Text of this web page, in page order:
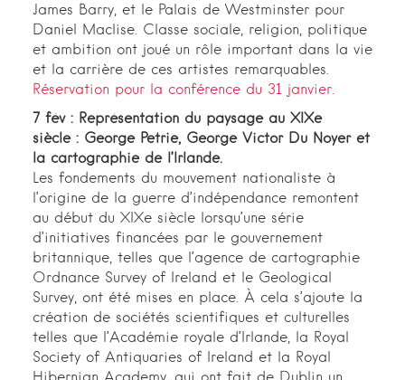
James Barry, et le Palais de Westminster pour
Daniel Maclise. Classe sociale, religion, politique
et ambition ont joué un rôle important dans la vie
et la carrière de ces artistes remarquables.
Réservation pour la conférence du 31 janvier.
7 fév : Représentation du paysage au XIXe
siècle : George Petrie, George Victor Du Noyer et
la cartographie de l’Irlande.
Les fondements du mouvement nationaliste à
l’origine de la guerre d’indépendance remontent
au début du XIXe siècle lorsqu’une série
d’initiatives financées par le gouvernement
britannique, telles que l’agence de cartographie
Ordnance Survey of Ireland et le Geological
Survey, ont été mises en place. À cela s’ajoute la
création de sociétés scientifiques et culturelles
telles que l’Académie royale d’Irlande, la Royal
Society of Antiquaries of Ireland et la Royal